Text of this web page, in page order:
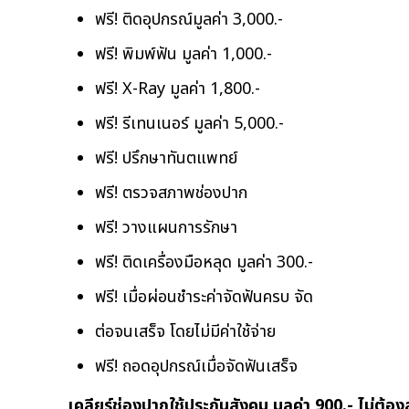
ฟรี! ติดอุปกรณ์มูลค่า 3,000.-
ฟรี! พิมพ์ฟัน มูลค่า 1,000.-
ฟรี! X-Ray มูลค่า 1,800.-
ฟรี! รีเทนเนอร์ มูลค่า 5,000.-
ฟรี! ปรึกษาทันตแพทย์
ฟรี! ตรวจสภาพช่องปาก
ฟรี! วางแผนการรักษา
ฟรี! ติดเครื่องมือหลุด มูลค่า 300.-
ฟรี! เมื่อผ่อนชำระค่าจัดฟันครบ จัด
ต่อจนเสร็จ โดยไม่มีค่าใช้จ่าย
ฟรี! ถอดอุปกรณ์เมื่อจัดฟันเสร็จ